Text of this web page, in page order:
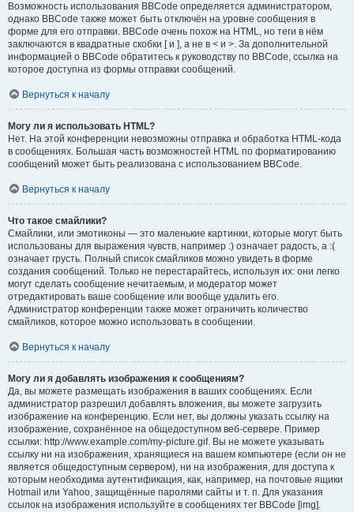
Возможность использования BBCode определяется администратором,
однако BBCode также может быть отключён на уровне сообщения в
форме для его отправки. BBCode очень похож на HTML, но теги в нём
заключаются в квадратные скобки [ и ], а не в < и >. За дополнительной
информацией о BBCode обратитесь к руководству по BBCode, ссылка на
которое доступна из формы отправки сообщений.
Вернуться к началу
Могу ли я использовать HTML?
Нет. На этой конференции невозможны отправка и обработка HTML-кода
в сообщениях. Большая часть возможностей HTML по форматированию
сообщений может быть реализована с использованием BBCode.
Вернуться к началу
Что такое смайлики?
Смайлики, или эмотиконы — это маленькие картинки, которые могут быть
использованы для выражения чувств, например :) означает радость, а :(
означает грусть. Полный список смайликов можно увидеть в форме
создания сообщений. Только не перестарайтесь, используя их: они легко
могут сделать сообщение нечитаемым, и модератор может
отредактировать ваше сообщение или вообще удалить его.
Администратор конференции также может ограничить количество
смайликов, которое можно использовать в сообщении.
Вернуться к началу
Могу ли я добавлять изображения к сообщениям?
Да, вы можете размещать изображения в ваших сообщениях. Если
администратор разрешил добавлять вложения, вы можете загрузить
изображение на конференцию. Если нет, вы должны указать ссылку на
изображение, сохранённое на общедоступном веб-сервере. Пример
ссылки: http://www.example.com/my-picture.gif. Вы не можете указывать
ссылку ни на изображения, хранящиеся на вашем компьютере (если он не
является общедоступным сервером), ни на изображения, для доступа к
которым необходима аутентификация, как, например, на почтовые ящики
Hotmail или Yahoo, защищённые паролями сайты и т. п. Для указания
ссылок на изображения используйте в сообщениях тег BBCode [img].